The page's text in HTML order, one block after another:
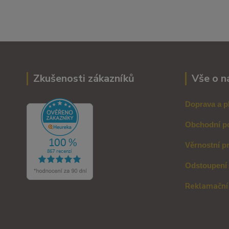
Zkušenosti zákazníků Vše o
Doprava a
Obchodní
Věrnostní